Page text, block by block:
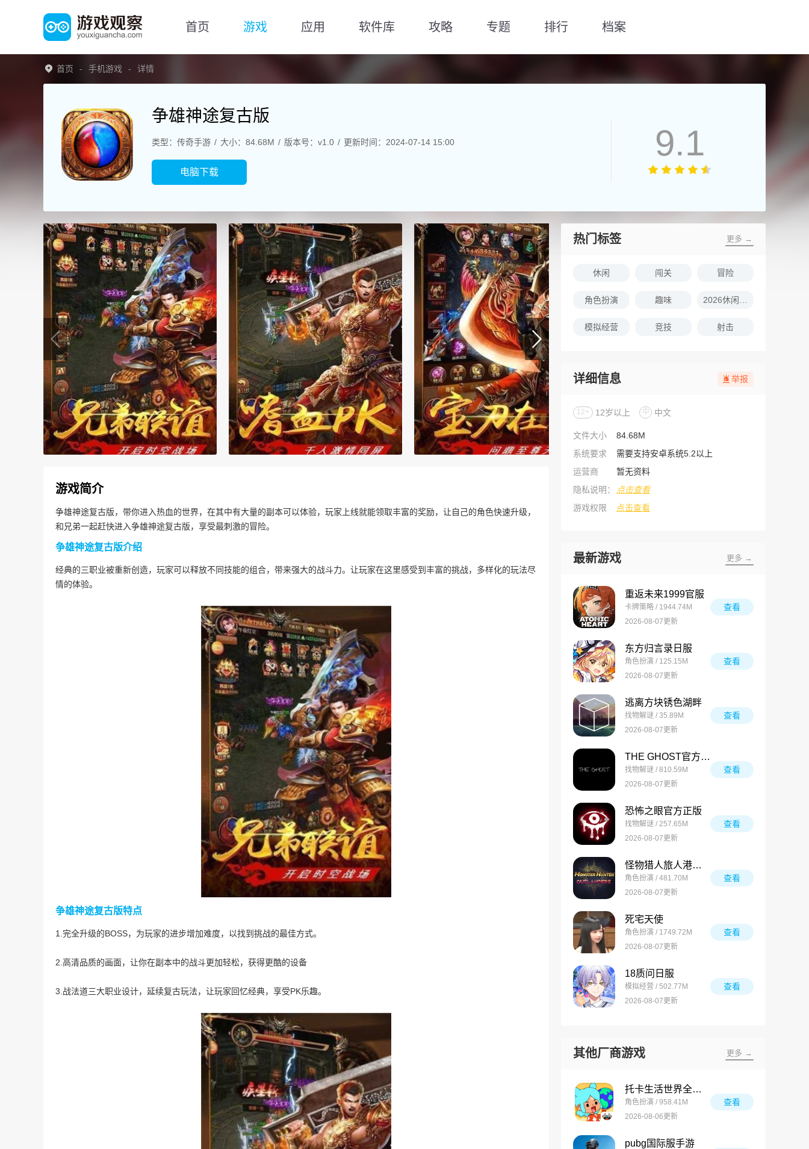
首页 游戏 应用 软件库 攻略 专题 排行 档案
首页 手机游戏 详情
争雄神途复古版
类型：传奇手游 大小：84.68M 版本号：v1.0 更新时间：2024-07-14 15:00
电脑下载
9.1
游戏简介
争雄神途复古版，带你进入热血的世界，在其中有大量的副本可以体验，玩家上线就能领取丰富的奖励，让自己的角色快速升级，
和兄弟一起赶快进入争雄神途复古版，享受最刺激的冒险。
争雄神途复古版介绍
经典的三职业被重新创造，玩家可以释放不同技能的组合，带来强大的战斗力。让玩家在这里感受到丰富的挑战，多样化的玩法尽
情的体验。
争雄神途复古版特点
1.完全升级的BOSS，为玩家的进步增加难度，以找到挑战的最佳方式。
2.高清品质的画面，让你在副本中的战斗更加轻松，获得更酷的设备
3.战法道三大职业设计，延续复古玩法，让玩家回忆经典，享受PK乐趣。
热门标签 更多 →
休闲 闯关 冒险
角色扮演 趣味
模拟经营 竞技 射击
详细信息 举报
12+ 12岁以上 中 中文
文件大小
84.68M
系统要求
需要支持安卓系统5.2以上
运营商
暂无资料
隐私说明：
点击查看
游戏权限
点击查看
最新游戏 更多 →
重返未来1999官服
卡牌策略 / 1944.74M
2026-08-07更新
查看
东方归言录日服
角色扮演 / 125.15M
2026-08-07更新
查看
逃离方块锈色湖畔
找物解谜 / 35.89M
2026-08-07更新
查看
THE GHOST官方正版
找物解谜 / 810.59M
2026-08-07更新
查看
恐怖之眼官方正版
找物解谜 / 257.65M
2026-08-07更新
查看
怪物猎人旅人港澳台服
角色扮演 / 481.70M
2026-08-07更新
查看
死宅天使
角色扮演 / 1749.72M
2026-08-07更新
查看
18质问日服
模拟经营 / 502.77M
2026-08-07更新
查看
其他厂商游戏 更多 →
托卡生活世界全解锁版
角色扮演 / 958.41M
2026-08-06更新
查看
pubg国际服手游